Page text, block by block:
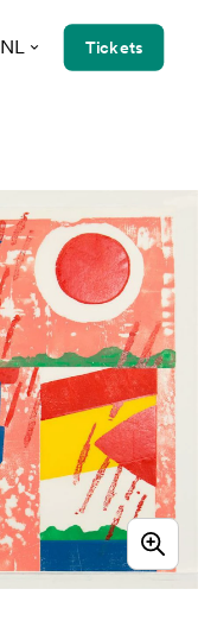
NL Tickets